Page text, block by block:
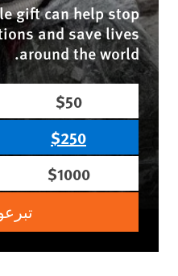
gift can help stop
and save lives
around the world.
$50
$250
$1000